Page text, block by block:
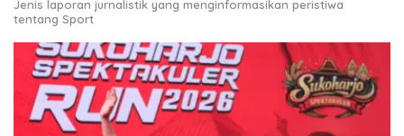
Jenis laporan jurnalistik yang menginformasikan peristiwa
tentang Sport